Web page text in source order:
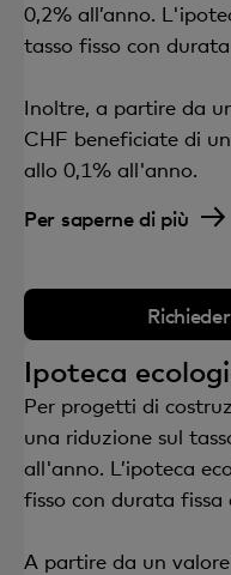
0,2% all’anno.
tasso fisso con
Inoltre, a partire da
CHF beneficiate di
allo 0,1% all'anno.
Per saperne di più
Ipoteca
Per progetti di
una riduzione sul
all'anno. L’ipoteca
fisso con durata fissa
A partire da un